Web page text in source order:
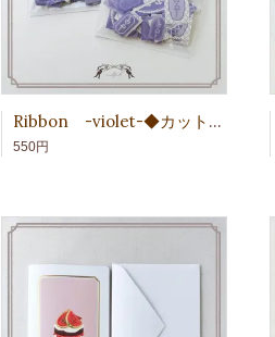
Ribbon -violet-◆カット済み
550円